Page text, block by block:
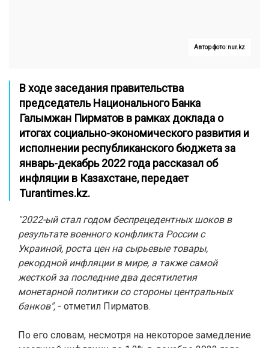
Автор фото: nur.kz
В ходе заседания правительства
председатель Национального Банка
Галымжан Пирматов в рамках доклада о
итогах социально-экономического развития и
исполнении республиканского бюджета за
январь-декабрь 2022 года рассказал об
инфляции в Казахстане, передает
Turantimes.kz.
"2022-ый стал годом беспрецедентных шоков в
результате военного конфликта России с
Украиной, роста цен на сырьевые товары,
рекордной инфляции в мире, а также самой
жесткой за последние два десятилетия
монетарной политики со стороны центральных
банков", - отметил Пирматов.
По его словам, несмотря на некоторое замедление